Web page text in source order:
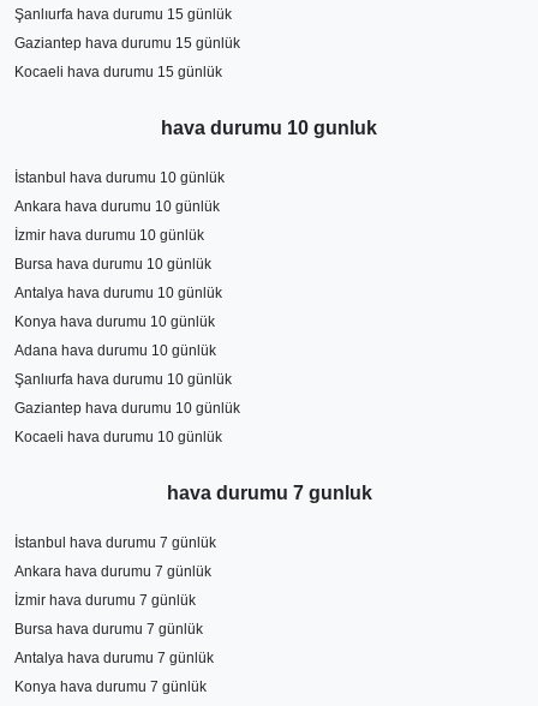
Şanlıurfa hava durumu 15 günlük
Gaziantep hava durumu 15 günlük
Kocaeli hava durumu 15 günlük
hava durumu 10 gunluk
İstanbul hava durumu 10 günlük
Ankara hava durumu 10 günlük
İzmir hava durumu 10 günlük
Bursa hava durumu 10 günlük
Antalya hava durumu 10 günlük
Konya hava durumu 10 günlük
Adana hava durumu 10 günlük
Şanlıurfa hava durumu 10 günlük
Gaziantep hava durumu 10 günlük
Kocaeli hava durumu 10 günlük
hava durumu 7 gunluk
İstanbul hava durumu 7 günlük
Ankara hava durumu 7 günlük
İzmir hava durumu 7 günlük
Bursa hava durumu 7 günlük
Antalya hava durumu 7 günlük
Konya hava durumu 7 günlük